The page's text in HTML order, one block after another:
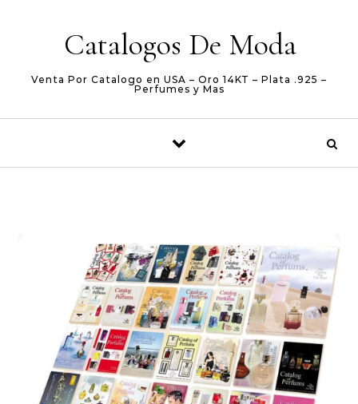
Catalogos De Moda
Venta Por Catalogo en USA – Oro 14KT – Plata .925 –
Perfumes y Mas